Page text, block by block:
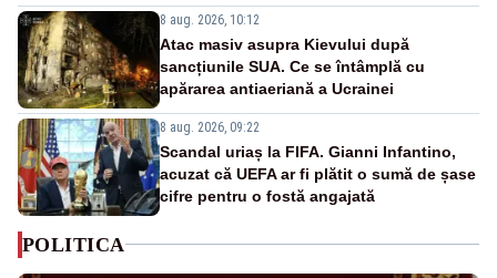
8 aug. 2026, 10:12
Atac masiv asupra Kievului după
sancțiunile SUA. Ce se întâmplă cu
apărarea antiaeriană a Ucrainei
8 aug. 2026, 09:22
Scandal uriaș la FIFA. Gianni Infantino,
acuzat că UEFA ar fi plătit o sumă de șase
cifre pentru o fostă angajată
POLITICA